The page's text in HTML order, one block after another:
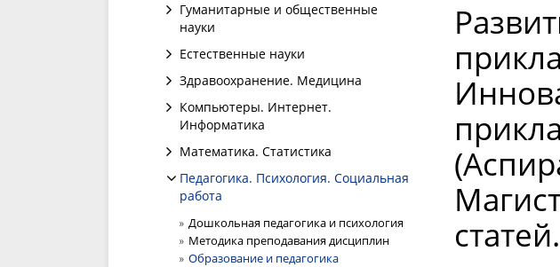
Гуманитарные и общественные
науки
Естественные науки
Здравоохранение. Медицина
Компьютеры. Интернет.
Информатика
Математика. Статистика
Педагогика. Психология. Социальная
работа
Дошкольная педагогика и психология
Методика преподавания дисциплин
Образование и педагогика
статей.